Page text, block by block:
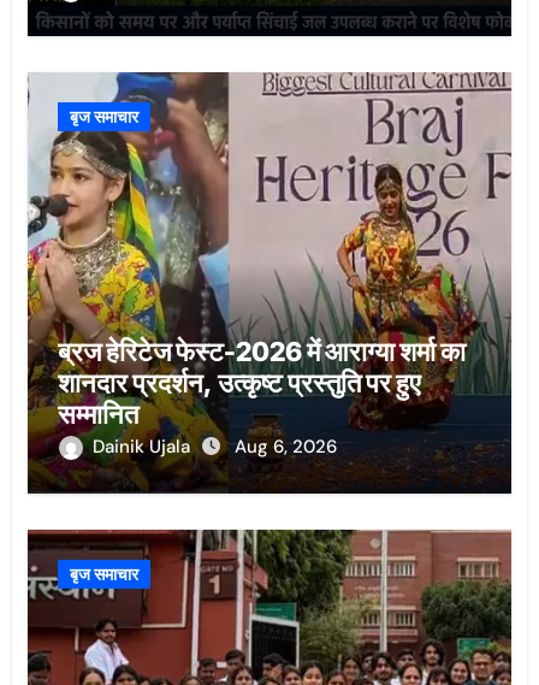
बृज समाचार
ब्रज हेरिटेज फेस्ट-2026 में आराग्या शर्मा का
शानदार प्रदर्शन, उत्कृष्ट प्रस्तुति पर हुए
सम्मानित
Dainik Ujala Aug 6, 2026
बृज समाचार